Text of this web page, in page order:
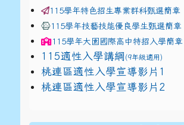
115學年特色招生專業群科甄選簡章
115學年技藝技能優良學生甄選簡章
115學年大園國際高中特招入學簡章
115適性入學講綱 (9年級適用)
link to https://
桃連區適性入學宣導影片1
link to https://
桃連區適性入學宣導影片2